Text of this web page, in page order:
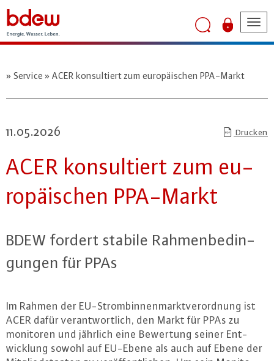
Service ACER konsultiert zum europäischen PPA-Markt
11.05.2026 Drucken
ACER kon­sul­tiert zum eu­
ro­päi­schen PPA-Markt
BDEW fordert stabile Rah­men­be­din­
gun­gen für PPAs
Im Rahmen der EU-Strom­bin­nen­markt­ver­ord­nung ist
ACER dafür ver­ant­wort­lich, den Markt für PPAs zu
monitoren und jährlich eine Bewertung seiner Ent­
wick­lung sowohl auf EU-Ebene als auch auf Ebene der